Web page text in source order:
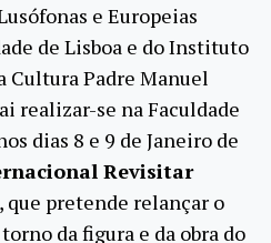
e Europeias
de Lisboa e do Instituto
Cultura Padre Manuel
realizar-se na Faculdade
dias 8 e 9 de Janeiro de
Revisitar
, que pretende relançar o
da figura e da obra do